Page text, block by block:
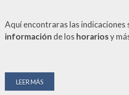
Aquí encontraras las indicaciones
información de los horariosy
LEER MÁS